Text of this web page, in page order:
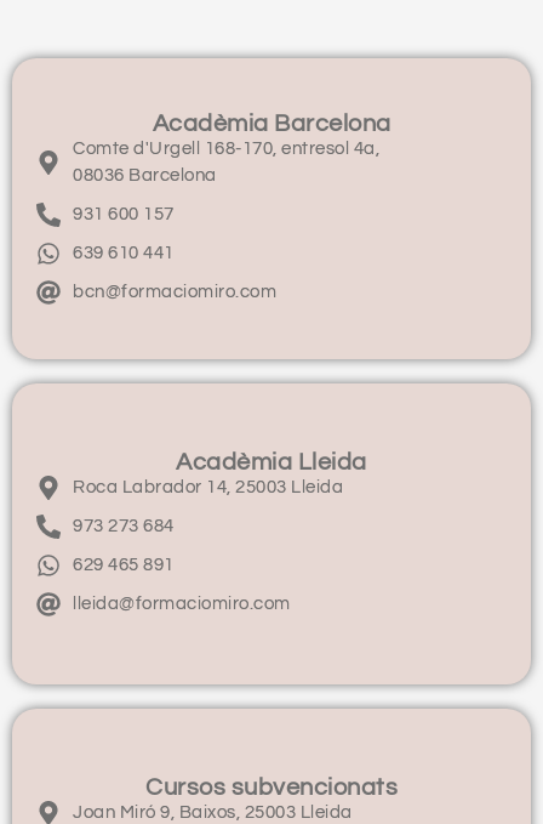
Acadèmia Barcelona
Comte d'Urgell 168-170, entresol 4a,
08036 Barcelona
931 600 157
639 610 441
bcn@formaciomiro.com
Acadèmia Lleida
Roca Labrador 14, 25003 Lleida
973 273 684
629 465 891
lleida@formaciomiro.com
Cursos subvencionats
Joan Miró 9, Baixos, 25003 Lleida